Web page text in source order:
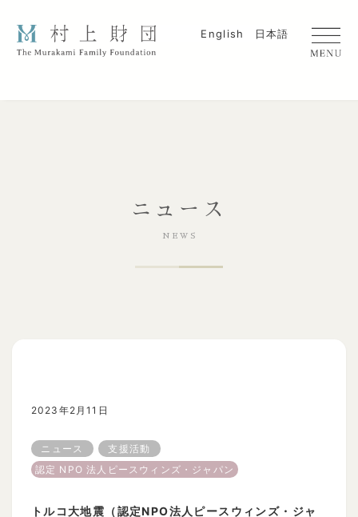
English 日本語
ニュース
2023年2月11日
ニュース
支援活動
認定 NPO 法人ピースウィンズ・ジャパン
トルコ大地震（認定NPO法人ピースウィンズ・ジャ